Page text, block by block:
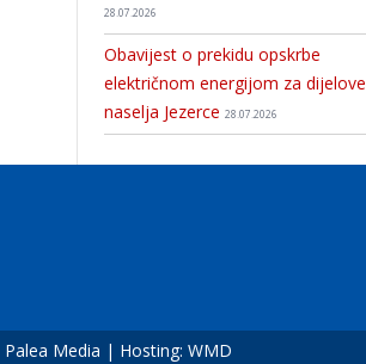
28.07.2026
Obavijest o prekidu opskrbe
električnom energijom za dijelove
naselja Jezerce 28.07.2026
Palea Media | Hosting: WMD